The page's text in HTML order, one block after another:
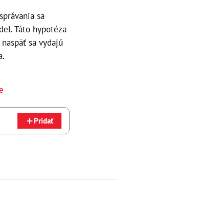
sa
Táto hypotéza
sa vydajú
Pridať